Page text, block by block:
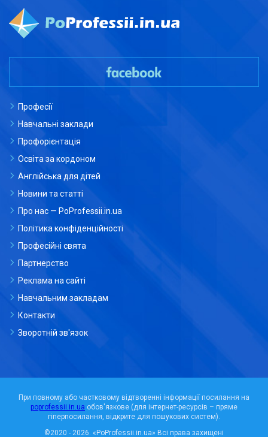
Професії
Навчальні заклади
Профорієнтація
Освіта за кордоном
Англійська для дітей
Новини та статті
Про нас — PoProfessii.in.ua
Політика конфіденційності
Професійні свята
Партнерство
Реклама на сайті
Навчальним закладам
Контакти
Зворотній зв'язок
При повному або частковому відтворенні інформації посилання на
poprofessii.in.ua обов'язкове (для інтернет-ресурсів – пряме
гіперпосилання, відкрите для пошукових систем).
©2020 - 2026. «PoProfessii.in.ua» Всі права захищені